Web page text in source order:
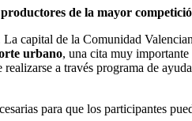
de la mayor
La capital de la Comunidad
urbano, una cita muy
a través programa de
para que los participantes